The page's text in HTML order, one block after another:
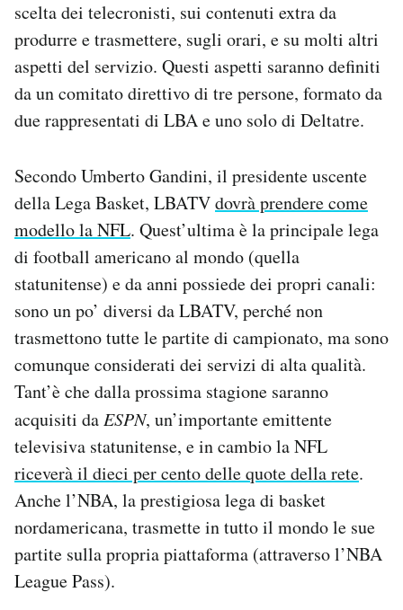
scelta dei telecronisti, sui contenuti extra da
produrre e trasmettere, sugli orari, e su molti altri
aspetti del servizio. Questi aspetti saranno definiti
da un comitato direttivo di tre persone, formato da
due rappresentati di LBA e uno solo di Deltatre.
Secondo Umberto Gandini, il presidente uscente
della Lega Basket, LBATVdovrà prendere come
modello la NFL. Quest’ultima è la principale lega
di football americano al mondo (quella
statunitense) e da anni possiede dei propri canali:
sono un po’ diversi da LBATV, perché non
trasmettono tutte le partite di campionato, ma sono
comunque considerati dei servizi di alta qualità.
Tant’è che dalla prossima stagione saranno
acquisiti da ESPN, un’importante emittente
televisiva statunitense, e in cambio la NFL
riceverà il dieci per cento delle quote della rete.
Anche l’NBA, la prestigiosa lega di basket
nordamericana, trasmette in tutto il mondo le sue
partite sulla propria piattaforma (attraverso l’NBA
League Pass).